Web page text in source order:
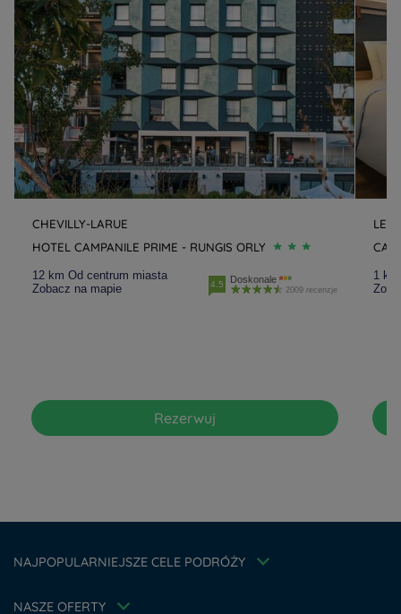
CHEVILLY-LARUE
HOTEL CAMPANILE PRIME - RUNGIS ORLY
12 km Od centrum miasta
Zobacz na mapie
4.5 Doskonale
2009 recenzje
Rezerwuj
LE
1
NAJPOPULARNIEJSZE CELE PODRÓŻY
Hotele - Wrocław
Hotele - Paryż
Hotele - Berlin
NASZE OFERTY